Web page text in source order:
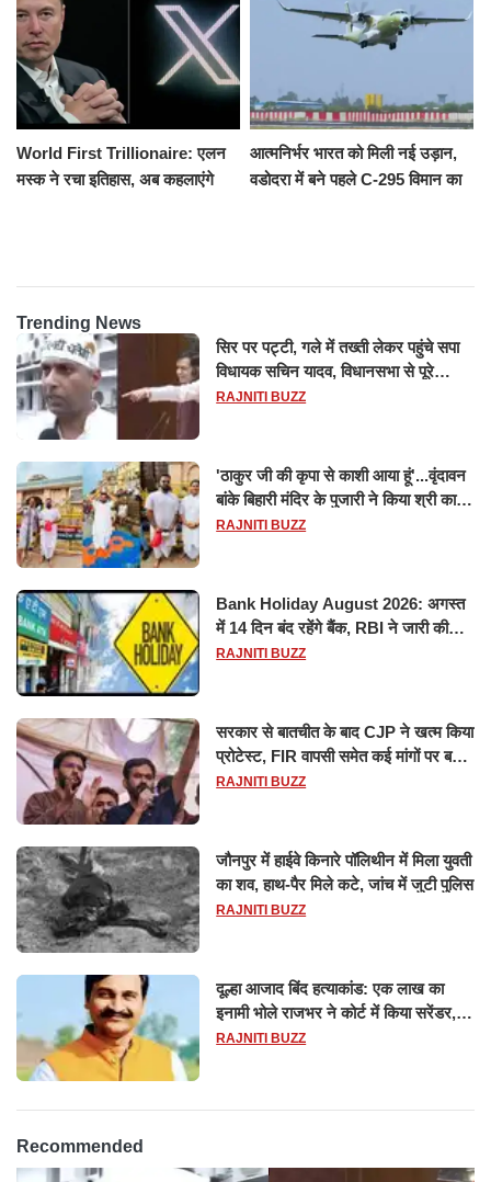
World First Trillionaire: एलन
मस्क ने रचा इतिहास, अब कहलाएंगे
आत्मनिर्भर भारत को मिली नई उड़ान,
वडोदरा में बने पहले C-295 विमान का
Trending News
सिर पर पट्टी, गले में तख्ती लेकर पहुंचे सपा
विधायक सचिन यादव, विधानसभा से पूरे
मानसून सत्र के लिए किया गया निलंबित
RAJNITI BUZZ
'ठाकुर जी की कृपा से काशी आया हूं'...वृंदावन
बांके बिहारी मंदिर के पुजारी ने किया श्री काशी
विश्वनाथ का जलाभिषेक
RAJNITI BUZZ
Bank Holiday August 2026: अगस्त
में 14 दिन बंद रहेंगे बैंक, RBI ने जारी की
छुट्टियों की लिस्ट​​​​​​​
RAJNITI BUZZ
सरकार से बातचीत के बाद CJP ने खत्म किया
प्रोटेस्ट, FIR वापसी समेत कई मांगों पर बनी
सहमति
RAJNITI BUZZ
जौनपुर में हाईवे किनारे पॉलिथीन में मिला युवती
का शव, हाथ-पैर मिले कटे, जांच में जुटी पुलिस
RAJNITI BUZZ
दूल्हा आजाद बिंद हत्याकांड: एक लाख का
इनामी भोले राजभर ने कोर्ट में किया सरेंडर,
14 दिन के लिए भेजा गया जेल
RAJNITI BUZZ
Recommended